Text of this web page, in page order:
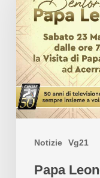
Notizie Vg21
Papa